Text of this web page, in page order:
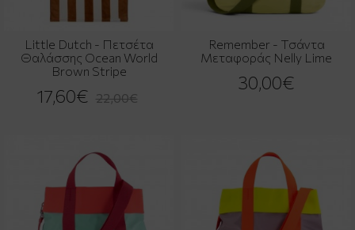
Little Dutch - Πετσέτα
Θαλάσσης Ocean World
Brown Stripe
17,60€ 22,00€
Remember - Τσάντα
Μεταφοράς Nelly Lime
30,00€